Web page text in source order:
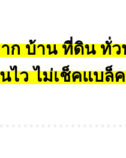
ก บ้าน ที่ดิน ทั่ว
นไว ไม่เช็คแบล็